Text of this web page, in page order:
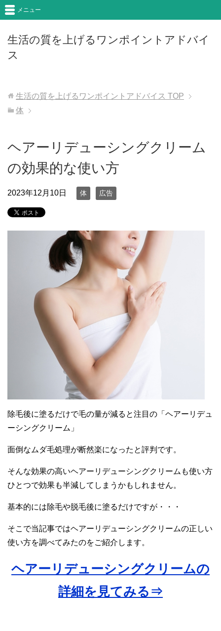
生活の質を上げるワンポイントアドバイ
ス
メニュー
生活の質を上げるワンポイントアドバイス TOP
体
ヘアーリデューシングクリーム
の効果的な使い方
2023年12月10日 体 広告
除毛後に塗るだけで毛の量が減ると注目の「ヘアーリデュ
ーシングクリーム」
面倒なムダ毛処理が断然楽になったと評判です。
そんな効果の高いヘアーリデューシングクリームも使い方
ひとつで効果も半減してしまうかもしれません。
基本的には除毛や脱毛後に塗るだけですが・・・
そこで当記事ではヘアーリデューシングクリームの正しい
使い方を調べてみたのをご紹介します。
ヘアーリデューシングクリームの
詳細を見てみる⇒